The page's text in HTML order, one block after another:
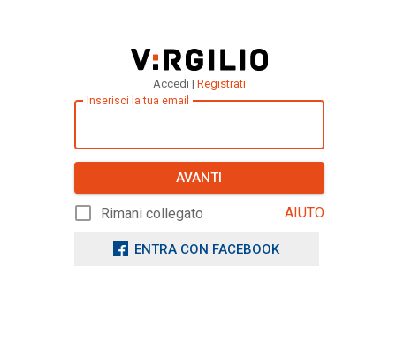
Accedi | Registrati
Inserisci la tua email
AVANTI
Rimani collegato AIUTO
ENTRA CON FACEBOOK